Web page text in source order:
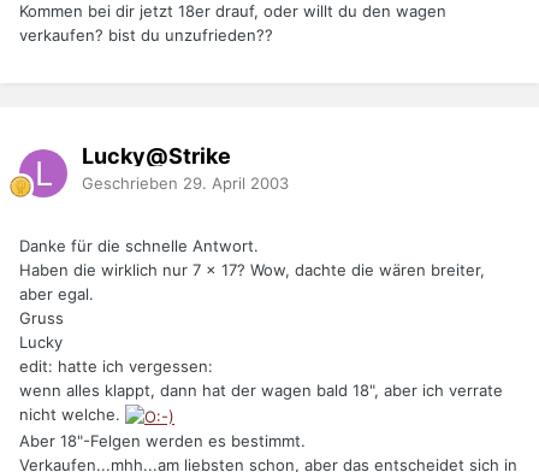
Kommen bei dir jetzt 18er drauf, oder willt du den wagen
verkaufen? bist du unzufrieden??
Lucky@Strike
Geschrieben 29. April 2003
Danke für die schnelle Antwort.
Haben die wirklich nur 7 x 17? Wow, dachte die wären breiter,
aber egal.
Gruss
Lucky
edit: hatte ich vergessen:
wenn alles klappt, dann hat der wagen bald 18", aber ich verrate
nicht welche.
Aber 18"-Felgen werden es bestimmt.
Verkaufen...mhh...am liebsten schon, aber das entscheidet sich in